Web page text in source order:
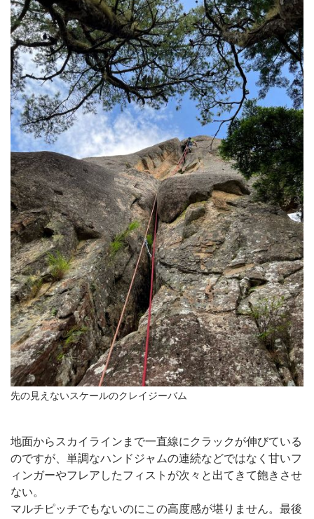
先の見えないスケールのクレイジーバム
地面からスカイラインまで一直線にクラックが伸びている
のですが、単調なハンドジャムの連続などではなく甘いフ
ィンガーやフレアしたフィストが次々と出てきて飽きさせ
ない。
マルチピッチでもないのにこの高度感が堪りません。最後